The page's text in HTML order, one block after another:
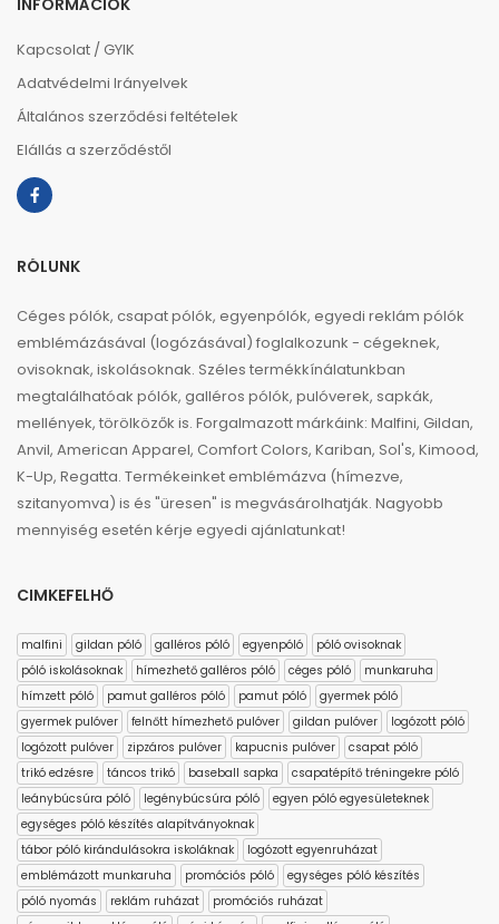
Kapcsolat / GYIK
Adatvédelmi Irányelvek
Általános szerződési feltételek
Elállás a szerződéstől
RÓLUNK
Céges pólók, csapat pólók, egyenpólók, egyedi reklám pólók
emblémázásával (logózásával) foglalkozunk - cégeknek,
ovisoknak, iskolásoknak. Széles termékkínálatunkban
megtalálhatóak pólók, galléros pólók, pulóverek, sapkák,
mellények, törölközők is. Forgalmazott márkáink: Malfini, Gildan,
Anvil, American Apparel, Comfort Colors, Kariban, Sol's, Kimood,
K-Up, Regatta. Termékeinket emblémázva (hímezve,
szitanyomva) is és "üresen" is megvásárolhatják. Nagyobb
mennyiség esetén kérje egyedi ajánlatunkat!
CIMKEFELHŐ
malfini gildan póló galléros póló egyenpóló
póló ovisoknak
póló iskolásoknak
hímezhető galléros póló céges póló
munkaruha
hímzett póló
pamut galléros póló pamut póló
gyermek póló
gyermek pulóver
felnőtt hímezhető pulóver gildan pulóver
logózott póló
logózott pulóver
zipzáros pulóver kapucnis pulóver
csapat póló
trikó edzésre
táncos trikó baseball sapka
csapatépítő tréningekre póló
leánybúcsúra póló
legénybúcsúra póló
egyen póló egyesületeknek
egységes póló készítés alapítványoknak
tábor póló kirándulásokra iskoláknak
logózott egyenruházat
emblémázott munkaruha
promóciós póló
egységes póló készítés
póló nyomás
reklám ruházat
promóciós ruházat